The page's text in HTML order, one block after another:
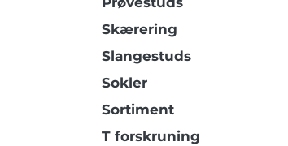
Skærering
Slangestuds
Sokler
Sortiment
T forskruning